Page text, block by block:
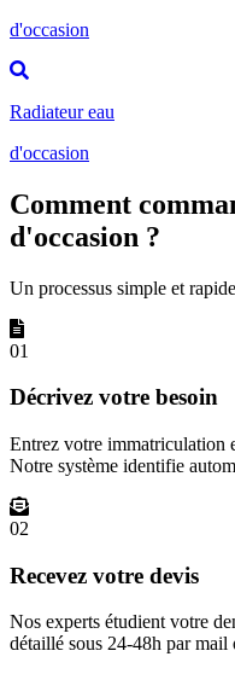
d'occasion
Radiateur eau
d'occasion
Comment
d'occasion ?
Un processus simple et
01
Décrivez votre besoin
Entrez votre immatriculation
Notre système identifie
02
Recevez votre devis
Nos experts étudient votre
détaillé sous 24-48h par mail